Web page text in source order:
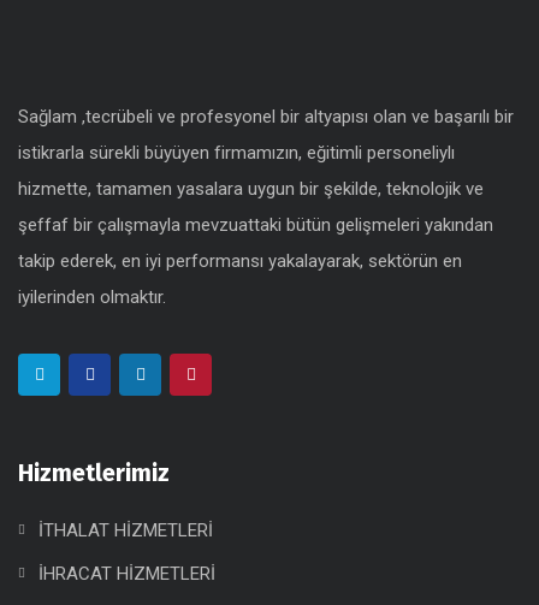
Sağlam ,tecrübeli ve profesyonel bir altyapısı olan ve başarılı bir
istikrarla sürekli büyüyen firmamızın, eğitimli personeliylı
hizmette, tamamen yasalara uygun bir şekilde, teknolojik ve
şeffaf bir çalışmayla mevzuattaki bütün gelişmeleri yakından
takip ederek, en iyi performansı yakalayarak, sektörün en
iyilerinden olmaktır.
Hizmetlerimiz
İTHALAT HİZMETLERİ
İHRACAT HİZMETLERİ